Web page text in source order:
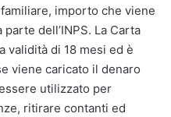
importo che viene
dell’INPS. La Carta
validità di 18 mesi ed è
viene caricato il denaro
utilizzato per
ritirare contanti ed